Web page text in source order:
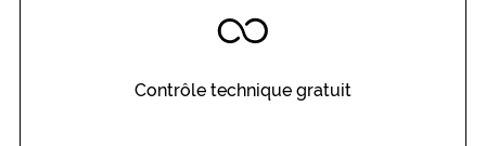
Contrôle technique gratuit